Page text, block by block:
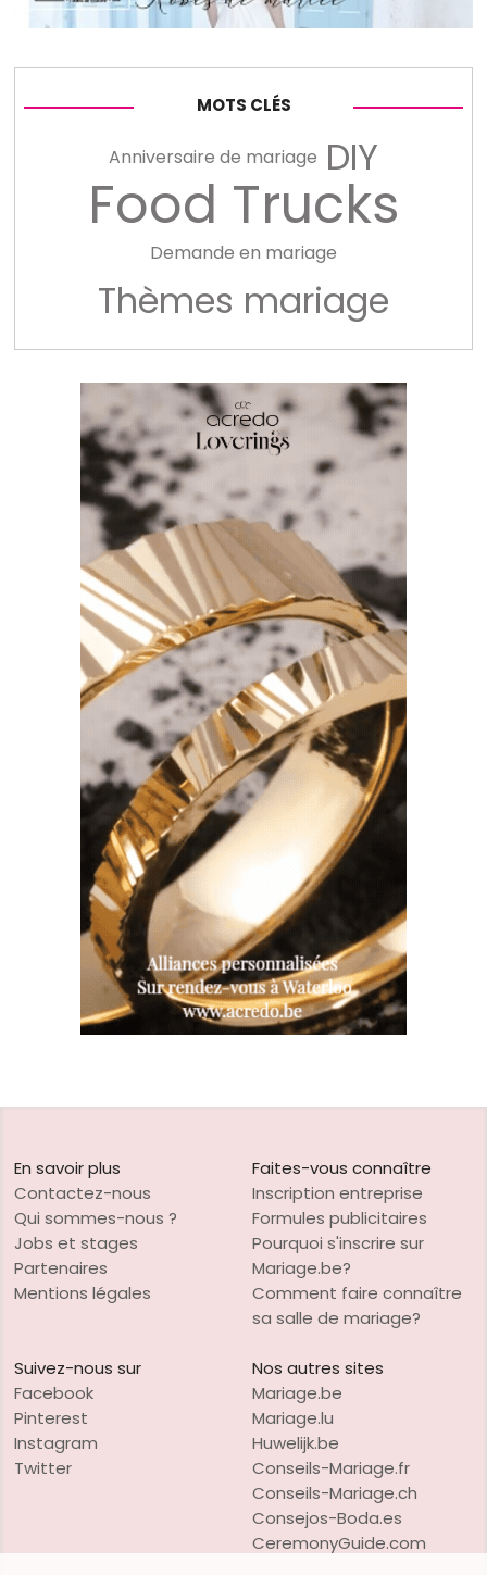
MOTS CLÉS
Anniversaire de mariage DIY
Food Trucks
Demande en mariage
Thèmes mariage
En savoir plus
Contactez-nous
Qui sommes-nous ?
Jobs et stages
Partenaires
Mentions légales
Faites-vous connaître
Inscription entreprise
Formules publicitaires
Pourquoi s'inscrire sur
Mariage.be?
Comment faire connaître
sa salle de mariage?
Suivez-nous sur
Facebook
Pinterest
Instagram
Twitter
Nos autres sites
Mariage.be
Mariage.lu
Huwelijk.be
Conseils-Mariage.fr
Conseils-Mariage.ch
Consejos-Boda.es
CeremonyGuide.com